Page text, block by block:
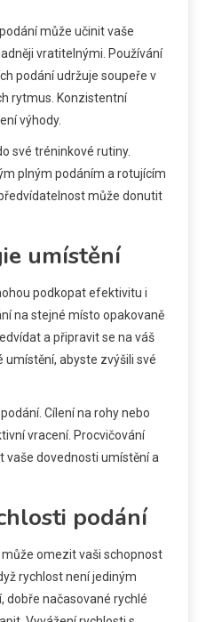
může učinit vaše
vratitelnými. Používání
podání udržuje soupeře v
rytmus. Konzistentní
výhody.
své tréninkové rutiny.
plným podáním a rotujícím
může donutit
umístění
podkopat efektivitu i
na stejné místo opakovaně
a připravit se na váš
umístění, abyste zvýšili své
Cílení na rohy nebo
vracení. Procvičování
vaše dovednosti umístění a
podání
omezit vaši schopnost
rychlost není jediným
dobře načasované rychlé